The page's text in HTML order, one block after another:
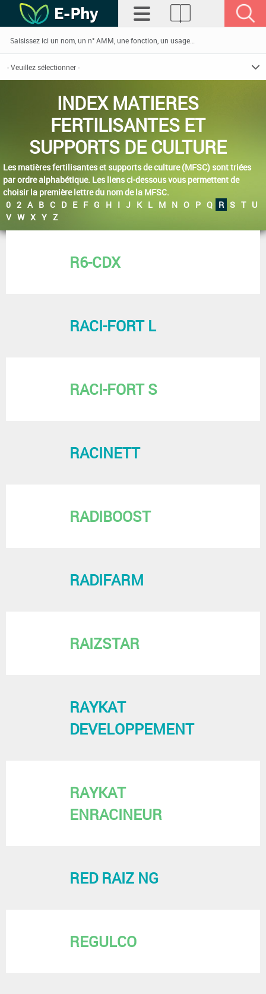
INDEX MATIERES
FERTILISANTES ET
SUPPORTS DE CULTURE
Les matières fertilisantes et supports de culture (MFSC) sont triées
par ordre alphabétique. Les liens ci-dessous vous permettent de
choisir la première lettre du nom de la MFSC.
0 2 A B C D E F G H I J K L M N O P Q R S T U
V W X Y Z
R6-CDX
RACI-FORT L
RACI-FORT S
RACINETT
RADIBOOST
RADIFARM
RAIZSTAR
RAYKAT
DEVELOPPEMENT
RAYKAT
ENRACINEUR
RED RAIZ NG
REGULCO